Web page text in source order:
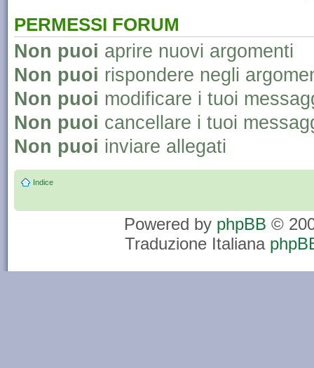
PERMESSI FORUM
Non puoi aprire nuovi argomenti
Non puoi rispondere negli
Non puoi modificare i tuoi
Non puoi cancellare i tuoi
Non puoi inviare allegati
Indice
Powered by phpBB ©
Traduzione Italiana